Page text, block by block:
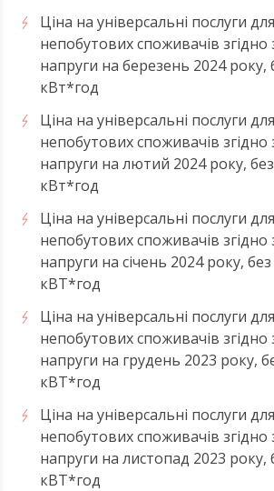
Ціна на універсальні послуги
непобутових споживачів згідно
напруги на березень 2024
кВт*год
Ціна на універсальні послуги
непобутових споживачів згідно
напруги на лютий 2024 року,
кВт*год
Ціна на універсальні послуги
непобутових споживачів згідно
напруги на січень 2024 року,
кВТ*год
Ціна на універсальні послуги
непобутових споживачів згідно
напруги на грудень 2023 року,
кВТ*год
Ціна на універсальні послуги
непобутових споживачів згідно
напруги на листопад 2023
кВТ*год